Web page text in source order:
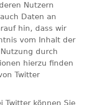
Nutzern
Daten an
hin, dass wir
vom Inhalt der
durch
hierzu finden
Twitter
Twitter können Sie